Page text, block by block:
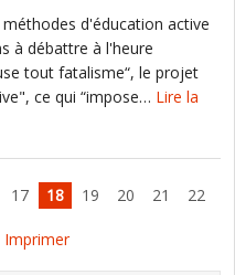
d'éducation active
à débattre à l'heure
tout fatalisme“, le projet
ce qui “impose… Lire la
17 18 19 20 21
22
Imprimer